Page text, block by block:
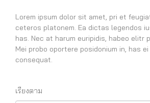
Lorem ipsum dolor sit amet, pri et
ceteros platonem. Ea dictas legendos
has. Nec at harum euripidis, habeo elitr
Mei probo oportere posidonium in, has
consequat.
เรียงตาม